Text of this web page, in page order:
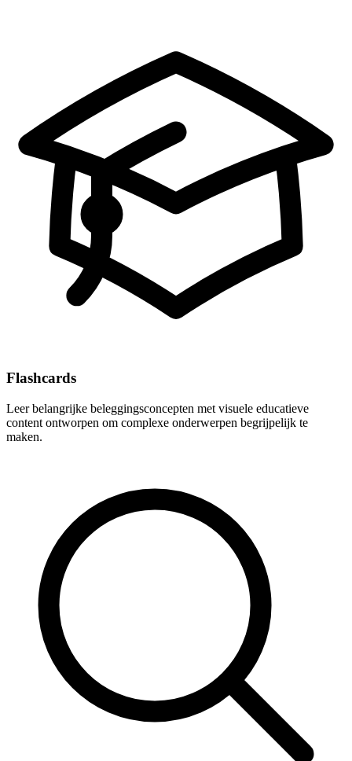
Flashcards
Leer belangrijke beleggingsconcepten met visuele educatieve
content ontworpen om complexe onderwerpen begrijpelijk te
maken.